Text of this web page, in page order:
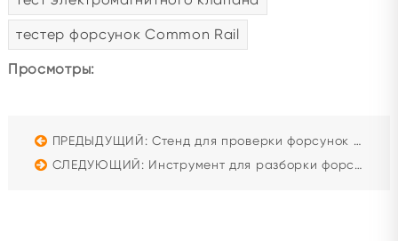
тестер форсунок Common Rail
Просмотры:
ПРЕДЫДУЩИЙ: Стенд для проверки форсунок Common Rail Beacon EPS206-PRO | Кодирование и Пьезо
СЛЕДУЮЩИЙ: Инструмент для разборки форсунок Cummins Q60 (Комплект G4-2)